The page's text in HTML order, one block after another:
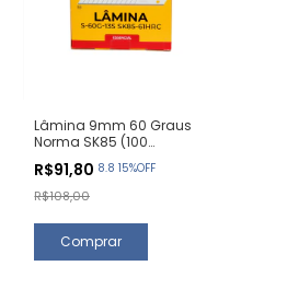
Lâmina 9mm 60 Graus
Norma SK85 (100
R$91,80 8.8 15%OFF
R$108,00